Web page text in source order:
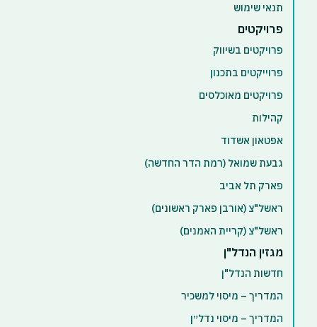
תנאי שימוש
פרויקטים
פרויקטים בשיווק
פרוייקטים בתכנון
פרויקטים מאוכלסים
קהילות
אפטאון אשדוד
גבעת שמואל (רמת הדר החדשה)
פארק תל אביב
ראשל"צ (אורבן פארק ראשונים)
ראשל"צ (קריית האמנים)
מגזין הנדל"ן
חדשות הנדל"ן
המדריך – מיסוי למשכיר
המדריך – מיסוי נדל״ן